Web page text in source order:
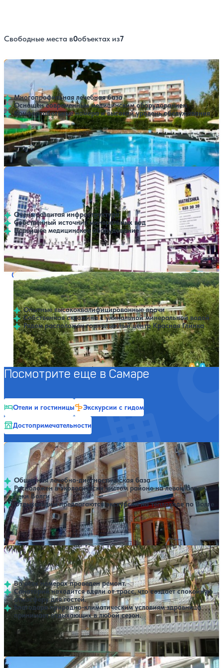
Свободные места в0объектах из7
Санаторий Самарский
4.5 230 отзывов
Самара
Многопрофильная лечебная база
Оснащен современным медицинским оборудованием
Комфортабельные номера и высокий уровень обслуживания
Профилей лечения:9 Крытый бассейн
Открытый бассейн
SPA
Нет цен или свободных мест на выбранные даты
Выбрать другой вариант
Лечебно-оздоровительный комплекс Матрешка
Плаза (Matreshka Plaza)
3.8 82 отзыва
Самара
Очень развитая инфраструктура
Собственный источник минеральных вод
Новейшее медицинское оборудование
Профилей лечения:
Нет цен или свободных мест на выбранные даты
Выбрать другой вариант
Санаторий Красная глинка
4.158 отзывов
Самара
Опытные высококвалифицированные врачи
Собственная скважина с уникальной минеральной водой
Рядом расположен горнолыжный центр Красная Глинка
Профилей лечения:7 Крытый бассейн
Нет цен или свободных мест на выбранные даты
Выбрать другой вариант
Посмотрите еще в Самаре
Отели и гостиницы
Экскурсии с гидом
Достопримечательности
Санаторий им. В. П. Чкалова
45 отзывов
Самара
Обширная лечебно-диагностическая база
Расположен в экологически чистом районе на левом берегу
реки Волги
Отдыхающим предлагаются экскурсии на теплоходе по Волге
Профилей лечения:4 Крытый бассейн
Нет цен или свободных мест на выбранные даты
Выбрать другой вариант
Санаторий Фрунзенец
43 отзыва
Самара
Во всех номерах проведен ремонт.
Санаторий находится вдали от трасс, что создает спокойную
атмосферу для гостей.
Благодаря природно-климатическим условиям здравница
принимает отдыхающих в любой сезон.
Профилей лечения:4 Крытый бассейн SPA
Нет цен или свободных мест на выбранные даты
Выбрать другой вариант
Санаторий Юность